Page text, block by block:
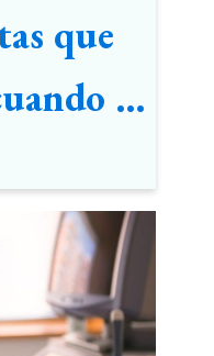
que
el
llega